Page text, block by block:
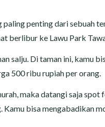
paling penting dari
berlibur ke Lawu Park
salju. Di taman ini, kamu
500 ribu rupiah per orang.
maka datangi saja
bisa mengabadikan